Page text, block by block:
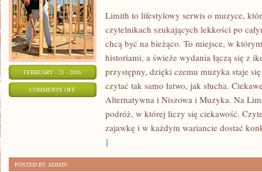
FEBRUARY - 21 - 2026
COMMENTS OFFON
SERIALOWA
Limith to lifestylowy serwis o muzyce,
czytelnikach szukających lekkości po
chcą być na bieżąco. To miejsce, w
historiami, a świeże wydania łączą się z
przystępny, dzięki czemu muzyka staje
czytać tak samo łatwo, jak słucha.
Alternatywna i Niszowa i Muzyka. Na
podróż, w której liczy się ciekawość.
zajawkę i w każdym wariancie dostać
]
POSTED BY ADMIN